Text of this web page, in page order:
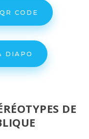
CODE
DIAPO
DE